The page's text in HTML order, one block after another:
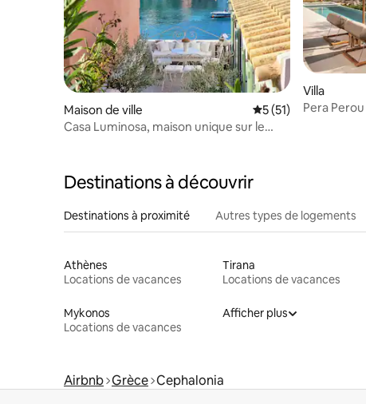
Maison de ville Évaluation moyenne
5 (51)
Casa Luminosa, maison unique sur le
Villa
Pera Perou
Destinations à découvrir
Destinations à proximité Autres types de logements
Athènes
Locations de vacances
Tirana
Locations de vacances
Mykonos
Locations de vacances
Afficher plus
Airbnb Grèce Cephalonia